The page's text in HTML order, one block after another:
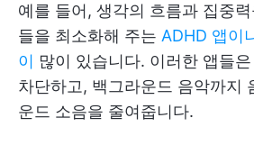
예를 들어, 생각의 흐름과 집중
들을 최소화해 주는 ADHD 앱이
이 많이 있습니다. 이러한 앱들
차단하고, 백그라운드 음악까지
운드 소음을 줄여줍니다.